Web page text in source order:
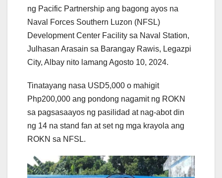
ng Pacific Partnership ang bagong ayos na
Naval Forces Southern Luzon (NFSL)
Development Center Facility sa Naval Station,
Julhasan Arasain sa Barangay Rawis, Legazpi
City, Albay nito lamang Agosto 10, 2024.
Tinatayang nasa USD5,000 o mahigit
Php200,000 ang pondong nagamit ng ROKN
sa pagsasaayos ng pasilidad at nag-abot din
ng 14 na stand fan at set ng mga krayola ang
ROKN sa NFSL.